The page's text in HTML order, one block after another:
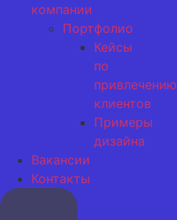
компании
Портфолио
Кейсы
по
привлечению
клиентов
Примеры
дизайна
Вакансии
Контакты